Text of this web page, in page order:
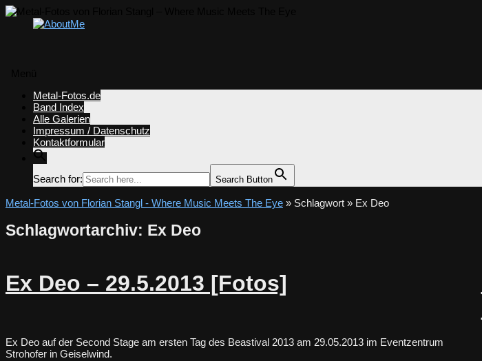
springen
Metal-Fotos.de
Band Index
Alle Galerien
Impressum / Datenschutz
Kontaktformular
Search for: Search Button
Metal-Fotos von Florian Stangl - Where Music Meets The Eye » Schlagwort » Ex Deo
Schlagwortarchiv: Ex Deo
Ex Deo – 29.5.2013 [Fotos]
Ex Deo auf der Second Stage am ersten Tag des Beastival 2013 am 29.05.2013 im Eventzentrum
Strohofer in Geiselwind.